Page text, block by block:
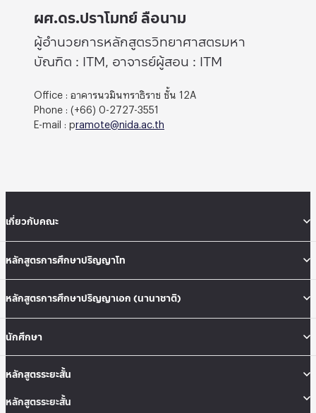
ผศ.ดร.ปราโมทย์ ลือนาม
ผู้อำนวยการหลักสูตรวิทยาศาสตรมหา
บัณฑิต : ITM, อาจารย์ผู้สอน : ITM
Office : อาคารนวมินทราธิราช ชั้น 12A
Phone : (+66) 0-2727-3551
E-mail : pramote@nida.ac.th
เกี่ยวกับคณะ
หลักสูตรการศึกษาปริญญาโท
หลักสูตรการศึกษาปริญญาเอก (นานาชาติ)
นักศึกษา
หลักสูตรระยะสั้น
หลักสูตรระยะสั้น